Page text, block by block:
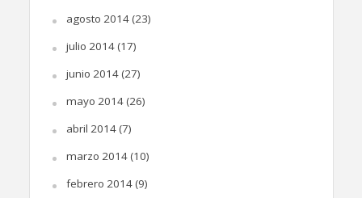
agosto 2014(23)
julio 2014(17)
junio 2014(27)
mayo 2014(26)
abril 2014(7)
marzo 2014(10)
febrero 2014(9)